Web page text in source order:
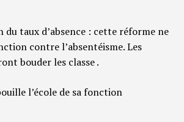
taux d’absence : cette réforme ne
contre l’absentéisme. Les
bouder les classe .
l’école de sa fonction